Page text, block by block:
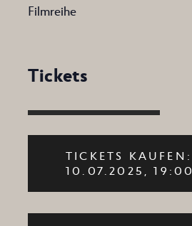
Filmreihe
Tickets
TICKETS KAUFEN:
10.07.2025, 19:00